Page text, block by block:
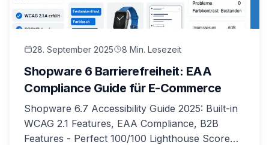
28. September 2025 8 Min. Lesezeit
Shopware 6 Barrierefreiheit: EAA
Compliance Guide für E-Commerce
Shopware 6.7 Accessibility Guide 2025: Built-in
WCAG 2.1 Features, EAA Compliance, B2B
Features - Perfect 100/100 Lighthouse Score